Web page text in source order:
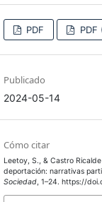
PDF PDF
Publicado
2024-05-14
Cómo citar
Leetoy, S., & Castro
deportación: narrativas
Sociedad, 1–24. https://